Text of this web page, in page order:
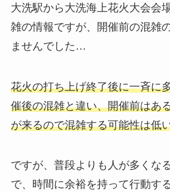
大洗駅から大洗海上花火大会会
雑の情報ですが、開催前の混雑
ませんでした…
花火の打ち上げ終了後に一斉に
催後の混雑と違い、開催前はあ
が来るので混雑する可能性は低
ですが、普段よりも人が多くな
で、時間に余裕を持って行動す